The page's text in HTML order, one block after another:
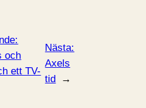
och
ett TV-
Nästa:
Axels
tid
→